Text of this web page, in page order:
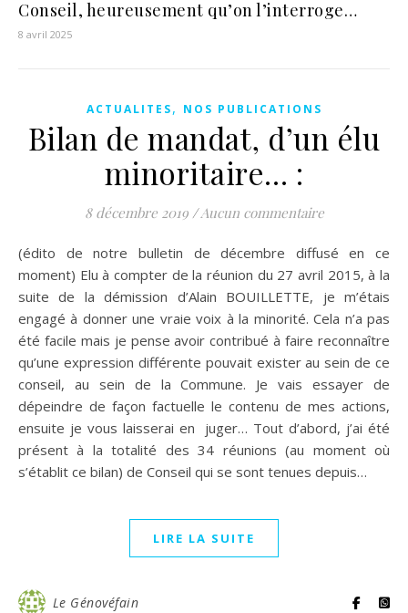
Conseil, heureusement qu’on l’interroge…
8 avril 2025
ACTUALITES, NOS PUBLICATIONS
Bilan de mandat, d’un élu
minoritaire… :
8 décembre 2019 /Aucun commentaire
(édito de notre bulletin de décembre diffusé en ce
moment) Elu à compter de la réunion du 27 avril 2015, à la
suite de la démission d’Alain BOUILLETTE, je m’étais
engagé à donner une vraie voix à la minorité. Cela n’a pas
été facile mais je pense avoir contribué à faire reconnaître
qu’une expression différente pouvait exister au sein de ce
conseil, au sein de la Commune. Je vais essayer de
dépeindre de façon factuelle le contenu de mes actions,
ensuite je vous laisserai en juger… Tout d’abord, j’ai été
présent à la totalité des 34 réunions (au moment où
s’établit ce bilan) de Conseil qui se sont tenues depuis…
LIRE LA SUITE
Le Génovéfain